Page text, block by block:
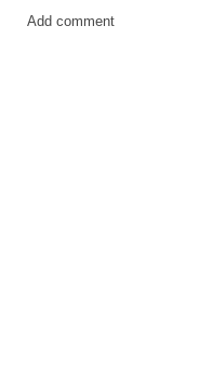
Add comment